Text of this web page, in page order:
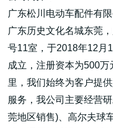
广东松川电动车配件有
广东历史文化名城东莞
号11室，于2018年12月
成立，注册资本为500
里，我们始终为客户提
服务，我公司主要经营
莞地区销售)、高尔夫球